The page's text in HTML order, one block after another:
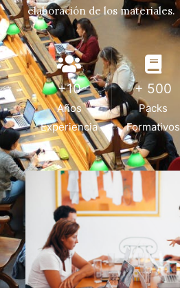
elaboración de los materiales.
+10
Años
Experiencia
+ 500
Packs
Formativos